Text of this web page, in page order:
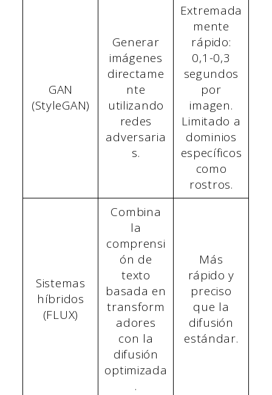
GAN
(StyleGAN)
Generar
imágenes
directame
nte
utilizando
redes
adversaria
s.
Extremada
mente
rápido:
0,1-0,3
segundos
por
imagen.
Limitado a
dominios
específicos
como
rostros.
Sistemas
híbridos
(FLUX)
Combina
la
comprensi
ón de
texto
basada en
transform
adores
con la
difusión
optimizada
.
Más
rápido y
preciso
que la
difusión
estándar.